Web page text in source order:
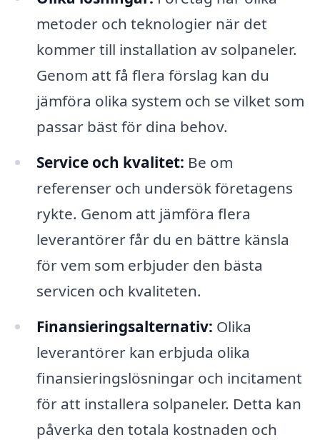
metoder och teknologier när det
kommer till installation av solpaneler.
Genom att få flera förslag kan du
jämföra olika system och se vilket som
passar bäst för dina behov.
Service och kvalitet: Be om
referenser och undersök företagens
rykte. Genom att jämföra flera
leverantörer får du en bättre känsla
för vem som erbjuder den bästa
servicen och kvaliteten.
Finansieringsalternativ: Olika
leverantörer kan erbjuda olika
finansieringslösningar och incitament
för att installera solpaneler. Detta kan
påverka den totala kostnaden och